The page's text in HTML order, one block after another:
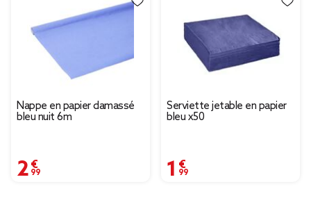
Nappe en papier damassé
bleu nuit 6m
2,99 €
Serviette jetable en papier
bleu x50
1,99 €